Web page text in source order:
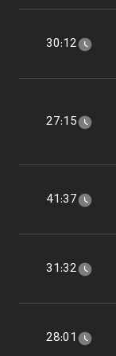
30:12
27:15
41:37
31:32
28:01